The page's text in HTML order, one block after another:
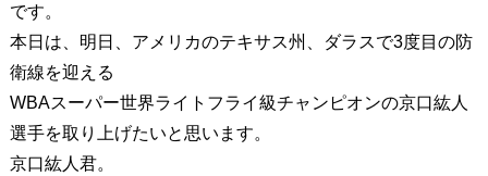
です。
本日は、明日、アメリカのテキサス州、ダラスで3度目の防
衛線を迎える
WBAスーパー世界ライトフライ級チャンピオンの京口紘人
選手を取り上げたいと思います。
京口紘人君。